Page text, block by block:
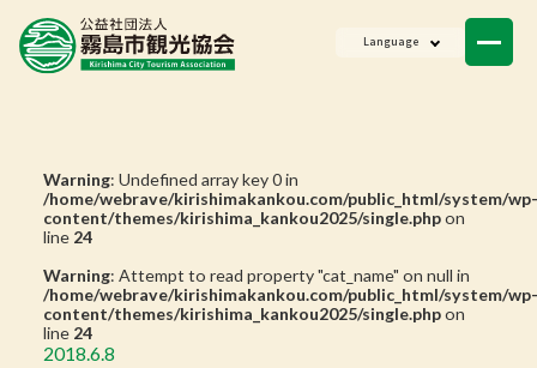
Language
Warning: Undefined array key 0 in
/home/webrave/kirishimakankou.com/public_html/system/wp-
content/themes/kirishima_kankou2025/single.phpon
line 24
Warning: Attempt to read property "cat_name" on null in
/home/webrave/kirishimakankou.com/public_html/system/wp-
content/themes/kirishima_kankou2025/single.phpon
line 24
2018.6.8